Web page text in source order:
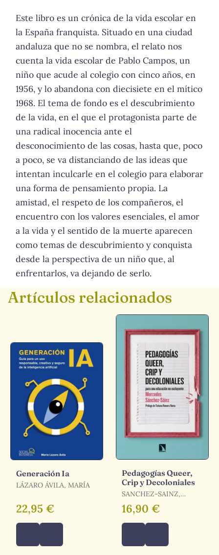
Este libro es un crónica de la vida escolar en
la España franquista. Situado en una ciudad
andaluza que no se nombra, el relato nos
cuenta la vida escolar de Pablo Campos, un
niño que acude al colegio con cinco años, en
1956, y lo abandona con diecisiete en el mítico
1968. El tema de fondo es el descubrimiento
de la vida, en el que el protagonista parte de
una radical inocencia ante el
desconocimiento de las cosas, hasta que, poco
a poco, se va distanciando de las ideas que
intentan inculcarle en el colegio para elaborar
una forma de pensamiento propia. La
amistad, el respeto de los compañeros, el
encuentro con los valores esenciales, el amor
a la vida y el sentido de la muerte aparecen
como temas de descubrimiento y conquista
desde la perspectiva de un niño que, al
enfrentarlos, va dejando de serlo.
Artículos relacionados
Generación Ia
LÁZARO ÁVILA, MARÍA
22,95 €
Pedagogías Queer,
Crip y Decoloniales
SANCHEZ-SAINZ,
MERCEDES
16,90 €